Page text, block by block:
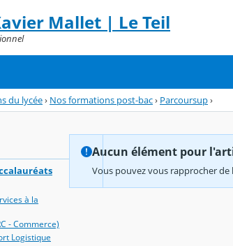
Mallet | Le Teil
du lycée› Nos formations post-bac› Parcoursup›
à la
- Commerce)
Logistique
Aucun élément pour
Vous pouvez vous rapprocher